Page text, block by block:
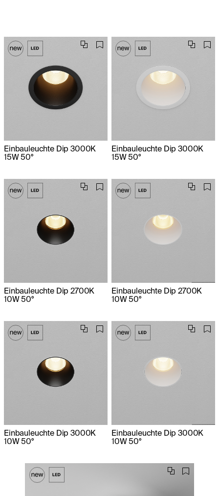
Einbauleuchte Dip 3000K
15W 50°
Einbauleuchte Dip 3000K
15W 50°
Einbauleuchte Dip 2700K
10W 50°
Einbauleuchte Dip 2700K
10W 50°
Einbauleuchte Dip 3000K
10W 50°
Einbauleuchte Dip 3000K
10W 50°